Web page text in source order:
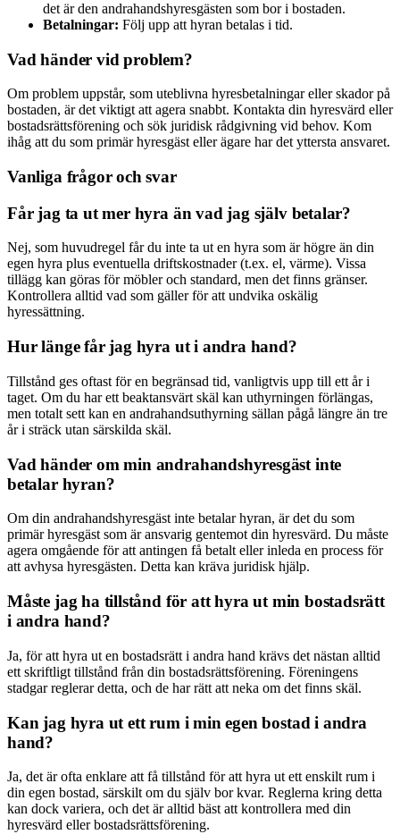
det är den andrahandshyresgästen som bor i bostaden.
Betalningar: Följ upp att hyran betalas i tid.
Vad händer vid problem?
Om problem uppstår, som uteblivna hyresbetalningar eller skador på
bostaden, är det viktigt att agera snabbt. Kontakta din hyresvärd eller
bostadsrättsförening och sök juridisk rådgivning vid behov. Kom
ihåg att du som primär hyresgäst eller ägare har det yttersta ansvaret.
Vanliga frågor och svar
Får jag ta ut mer hyra än vad jag själv betalar?
Nej, som huvudregel får du inte ta ut en hyra som är högre än din
egen hyra plus eventuella driftskostnader (t.ex. el, värme). Vissa
tillägg kan göras för möbler och standard, men det finns gränser.
Kontrollera alltid vad som gäller för att undvika oskälig
hyressättning.
Hur länge får jag hyra ut i andra hand?
Tillstånd ges oftast för en begränsad tid, vanligtvis upp till ett år i
taget. Om du har ett beaktansvärt skäl kan uthyrningen förlängas,
men totalt sett kan en andrahandsuthyrning sällan pågå längre än tre
år i sträck utan särskilda skäl.
Vad händer om min andrahandshyresgäst inte
betalar hyran?
Om din andrahandshyresgäst inte betalar hyran, är det du som
primär hyresgäst som är ansvarig gentemot din hyresvärd. Du måste
agera omgående för att antingen få betalt eller inleda en process för
att avhysa hyresgästen. Detta kan kräva juridisk hjälp.
Måste jag ha tillstånd för att hyra ut min bostadsrätt
i andra hand?
Ja, för att hyra ut en bostadsrätt i andra hand krävs det nästan alltid
ett skriftligt tillstånd från din bostadsrättsförening. Föreningens
stadgar reglerar detta, och de har rätt att neka om det finns skäl.
Kan jag hyra ut ett rum i min egen bostad i andra
hand?
Ja, det är ofta enklare att få tillstånd för att hyra ut ett enskilt rum i
din egen bostad, särskilt om du själv bor kvar. Reglerna kring detta
kan dock variera, och det är alltid bäst att kontrollera med din
hyresvärd eller bostadsrättsförening.